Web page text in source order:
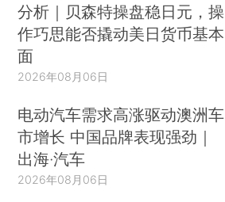
分析｜贝森特操盘稳日元，操
作巧思能否撬动美日货币基本
面
2026年08月06日
电动汽车需求高涨驱动澳洲车
市增长 中国品牌表现强劲｜
出海·汽车
2026年08月06日